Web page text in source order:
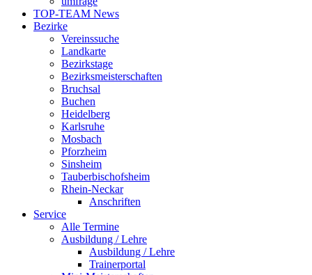
TOP-TEAM News
Bezirke
Vereinssuche
Landkarte
Bezirkstage
Bezirksmeisterschaften
Bruchsal
Buchen
Heidelberg
Karlsruhe
Mosbach
Pforzheim
Sinsheim
Tauberbischofsheim
Rhein-Neckar
Anschriften
Service
Alle Termine
Ausbildung / Lehre
Ausbildung / Lehre
Trainerportal